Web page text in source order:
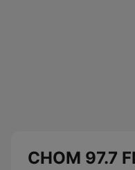
CHOM 97.7